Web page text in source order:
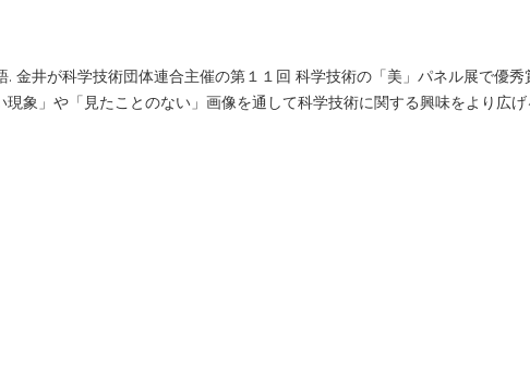
井が科学技術団体連合主催の第１１回 科学技術の「美」パネル展で優秀
現象」や「見たことのない」画像を通して科学技術に関する興味をより広